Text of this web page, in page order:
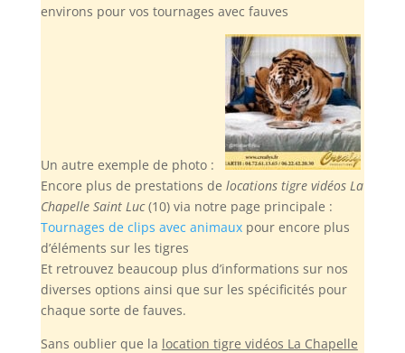
environs pour vos tournages avec fauves
Un autre exemple de photo :
Encore plus de prestations de locations tigre vidéos La
Chapelle Saint Luc(10) via notre page principale :
Tournages de clips avec animauxpour encore plus
d’éléments sur les tigres
Et retrouvez beaucoup plus d’informations sur nos
diverses options ainsi que sur les spécificités pour
chaque sorte de fauves.
Sans oublierque la location tigre vidéos La Chapelle